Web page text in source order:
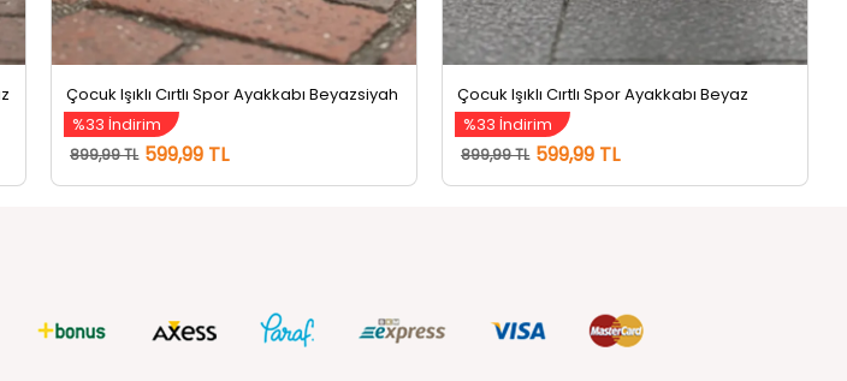
Çocuk Işıklı Cırtlı Spor Ayakkabı Beyazsiyah
%33 İndirim
899,99 TL 599,99 TL
Çocuk Işıklı Cırtlı Spor Ayakkabı Beyaz
%33 İndirim
899,99 TL 599,99 TL